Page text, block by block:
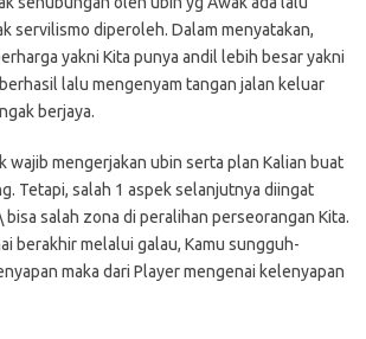
servilismo diperoleh. Dalam menyatakan,
yakni Kita punya andil lebih besar yakni
lalu mengenyam tangan jalan keluar
berjaya.
wajib mengerjakan ubin serta plan Kalian buat
Tetapi, salah 1 aspek selanjutnya diingat
salah zona di peralihan perseorangan Kita.
berakhir melalui galau, Kamu sungguh-
maka dari Player mengenai kelenyapan